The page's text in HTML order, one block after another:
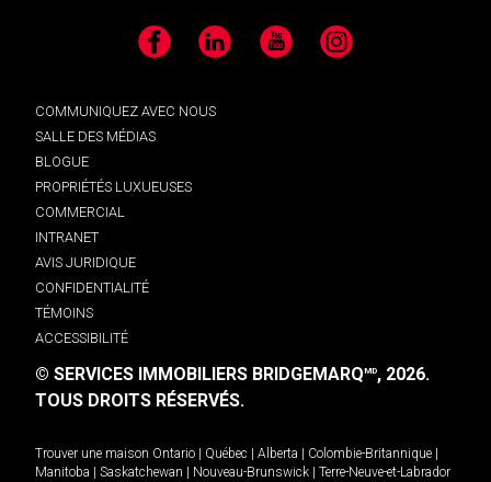
Facebook LinkedIn YouTube Instagram
COMMUNIQUEZ AVEC NOUS
SALLE DES MÉDIAS
BLOGUE
PROPRIÉTÉS LUXUEUSES
COMMERCIAL
INTRANET
AVIS JURIDIQUE
CONFIDENTIALITÉ
TÉMOINS
ACCESSIBILITÉ
© SERVICES IMMOBILIERS BRIDGEMARQMD, 2026.
TOUS DROITS RÉSERVÉS.
Trouver une maison Ontario Québec Alberta Colombie-Britannique
Manitoba
Saskatchewan Nouveau-Brunswick
Terre-Neuve-et-Labrador